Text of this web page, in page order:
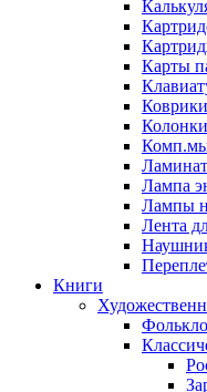
Карты
Колонки
Лампа
Лампы
Лента
Книги